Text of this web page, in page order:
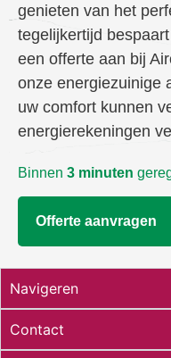
genieten van het
tegelijkertijd
een offerte aan bij
onze energiezuinige
uw comfort kunnen
energierekeningen
Binnen 3 minuten
Offerte aanvragen
Navigeren
Contact